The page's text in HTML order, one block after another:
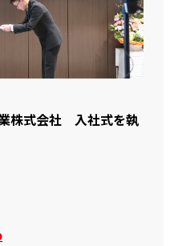
株式会社 入社式を執